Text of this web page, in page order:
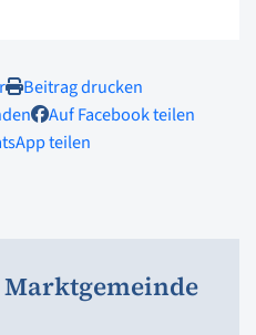
Beitrag drucken
Auf Facebook teilen
teilen